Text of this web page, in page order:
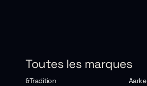
Toutes les marques
&Tradition Aarke